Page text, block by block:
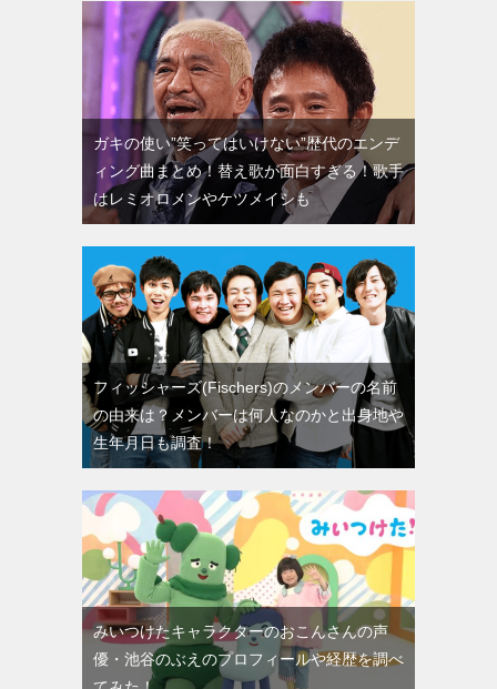
ガキの使い”笑ってはいけない”歴代のエンデ
ィング曲まとめ！替え歌が面白すぎる！歌手
はレミオロメンやケツメイシも
フィッシャーズ(Fischers)のメンバーの名前
の由来は？メンバーは何人なのかと出身地や
生年月日も調査！
みいつけたキャラクターのおこんさんの声
優・池谷のぶえのプロフィールや経歴を調べ